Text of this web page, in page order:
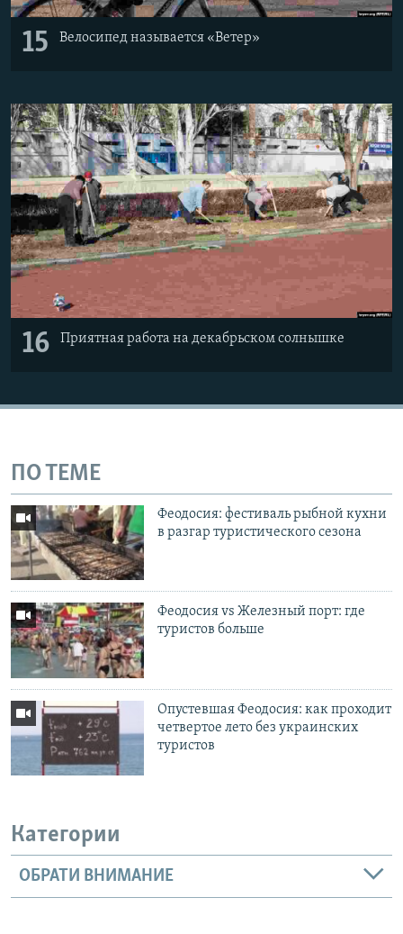
15 Велосипед называется «Ветер»
16 Приятная работа на декабрьском солнышке
ПО ТЕМЕ
Феодосия: фестиваль рыбной кухни
в разгар туристического сезона
Феодосия vs Железный порт: где
туристов больше
Опустевшая Феодосия: как проходит
четвертое лето без украинских
туристов
Категории
ОБРАТИ ВНИМАНИЕ